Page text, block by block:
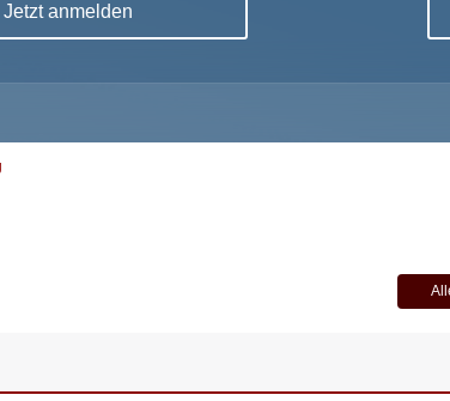
Jetzt anmelden